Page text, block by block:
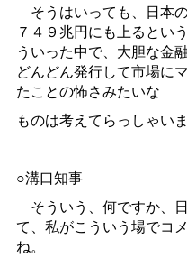
そうはいっても、日本
７４９兆円にも上るとい
ういった中で、大胆な金
どんどん発行して市場に
たことの怖さみたいな
ものは考えてらっしゃいま
○溝口知事
そういう、何ですか、
て、私がこういう場でコ
ね。